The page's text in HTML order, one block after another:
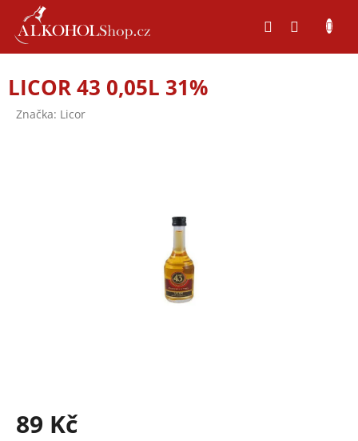
obsah
LICOR 43 0,05L 31%
Značka: Licor
89 Kč